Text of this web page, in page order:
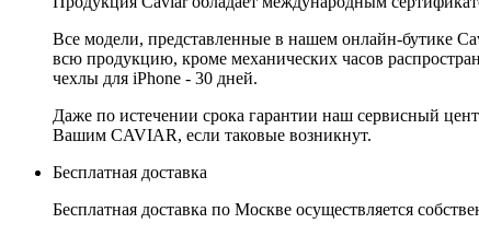
Все модели, представленные в нашем онлайн-бутике
всю продукцию, кроме механических часов
чехлы для iPhone - 30 дней.
Даже по истечении срока гарантии наш сервисный
Вашим CAVIAR, если таковые возникнут.
Бесплатная доставка
Бесплатная доставка по Москве осуществляется